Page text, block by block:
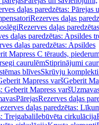
daļas paredzētas: Pārejas
Rezerves daļas
Rezerves daļas
daļas paredzētas: Apsildes
daļas paredzētas: Apsildes
Mapress C tērauds,
caurulēmStiprinājumi
blīvesSkrūvju
Mapress varšGeberit
Geberit Mapress varš
PārejasRezerves daļas
daļas paredzētas:
TrejgabaliIebūvēta cirkulācija